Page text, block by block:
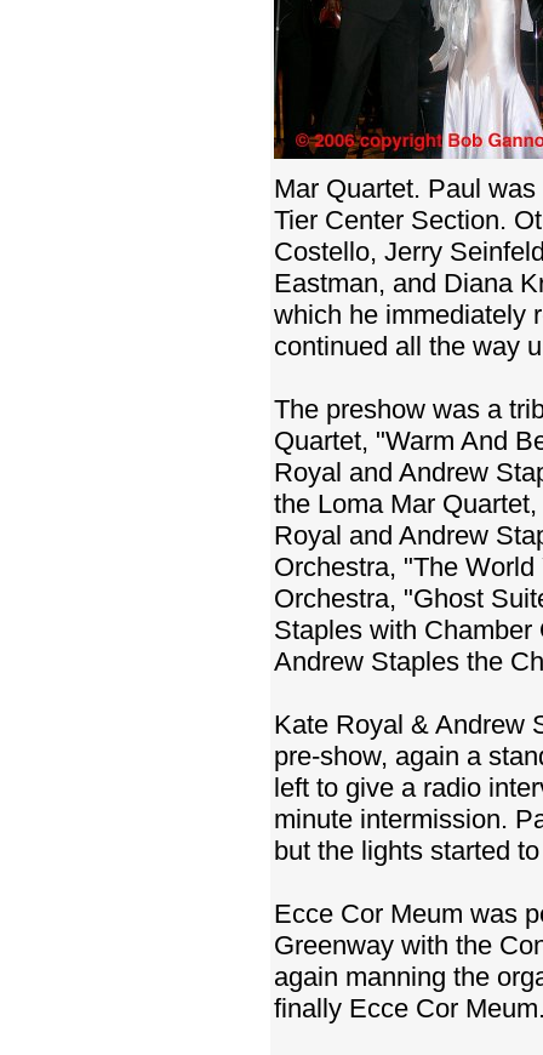
Mar Quartet. Paul
Tier Center Section.
Costello, Jerry
Eastman, and Diana
which he immediately
continued all the way
The preshow was a
Quartet, "Warm And
Royal and Andrew
the Loma Mar
Royal and Andrew
Orchestra, "The
Orchestra, "Ghost
Staples with
Andrew Staples the
Kate Royal & Andrew
pre-show, again a
left to give a radio
minute intermission.
but the lights started
Ecce Cor Meum was
Greenway with the
again manning the
finally Ecce Cor